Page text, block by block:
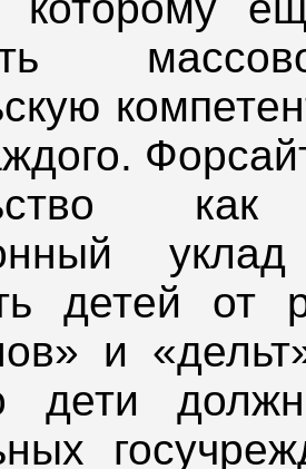
детей от
и
дети